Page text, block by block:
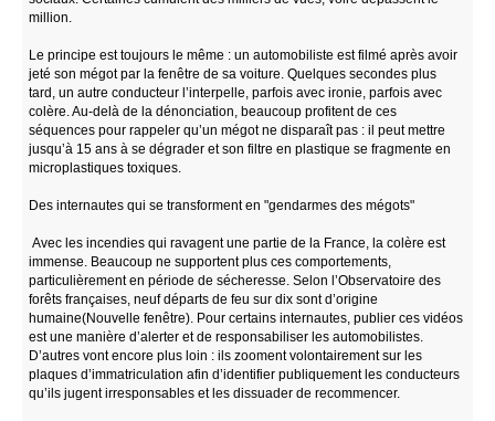
million.
Le principe est toujours le même : un automobiliste est filmé après avoir
jeté son mégot par la fenêtre de sa voiture. Quelques secondes plus
tard, un autre conducteur l’interpelle, parfois avec ironie, parfois avec
colère. Au-delà de la dénonciation, beaucoup profitent de ces
séquences pour rappeler qu’un mégot ne disparaît pas : il peut mettre
jusqu’à 15 ans à se dégrader et son filtre en plastique se fragmente en
microplastiques toxiques.
Des internautes qui se transforment en "gendarmes des mégots"
Avec les incendies qui ravagent une partie de la France, la colère est
immense. Beaucoup ne supportent plus ces comportements,
particulièrement en période de sécheresse. Selon l’Observatoire des
forêts françaises, neuf départs de feu sur dix sont d’origine
humaine(Nouvelle fenêtre). Pour certains internautes, publier ces vidéos
est une manière d’alerter et de responsabiliser les automobilistes.
D’autres vont encore plus loin : ils zooment volontairement sur les
plaques d’immatriculation afin d’identifier publiquement les conducteurs
qu’ils jugent irresponsables et les dissuader de recommencer.